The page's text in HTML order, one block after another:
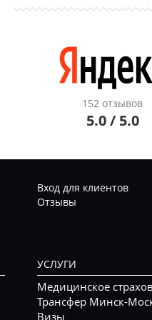
152 отзывов
5.0 / 5.0
Вход для клиентов
Отзывы
УСЛУГИ
Медицинское
Трансфер Минск-
Визы